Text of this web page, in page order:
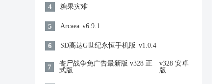
4 糖果灾难
5 Arcaea v6.9.1
6 SD高达G世纪永恒手机版 v1.0.4
7
丧尸战争免广告最新版 v328 正
式版
v328 安卓
版